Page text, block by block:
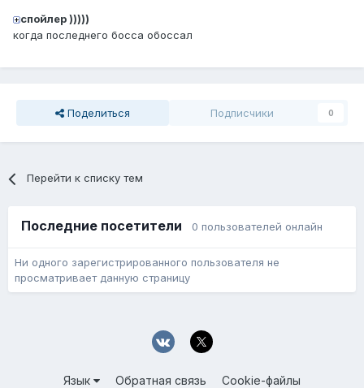
спойлер )))))
когда последнего босса обоссал
Поделиться Подписчики 0
Перейти к списку тем
Последние посетители 0 пользователей онлайн
Ни одного зарегистрированного пользователя не
просматривает данную страницу
Язык Обратная связь Cookie-файлы